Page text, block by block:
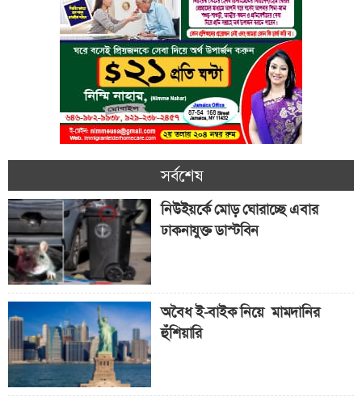
সর্বশেষ
নিউইয়র্কে মোড় ঘোরাচ্ছে এবার
ঢাকনাযুক্ত ডাস্টবিন
অবৈধ ই-বাইক নিয়ে মামদানির
হুঁশিয়ারি